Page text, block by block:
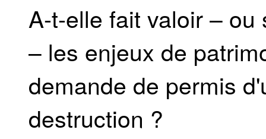
A-t-elle fait valoir –
– les enjeux de
demande de permis
destruction ?